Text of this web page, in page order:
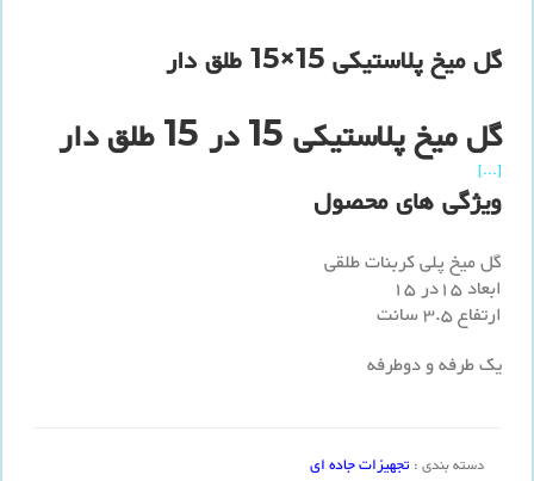
گل میخ پلاستیکی 15×15 طلق دار
گل میخ پلاستیکی 15 در 15 طلق دار
[...]
ویژگی های محصول
گل میخ پلی کربنات طلقی
ابعاد 15در 15
ارتفاع 3.5 سانت
یک طرفه و دوطرفه
دسته بندی : تجهیزات جاده ای